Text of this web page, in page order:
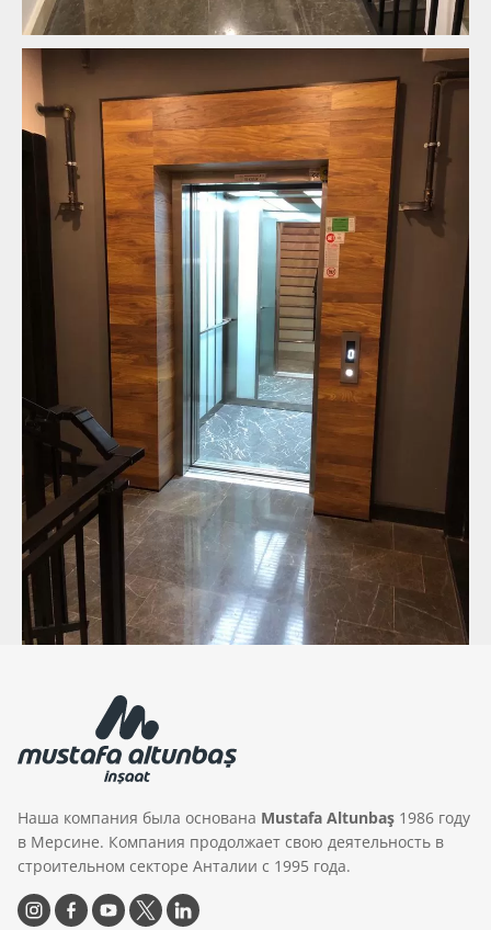
Наша компания была основана Mustafa Altunbaş 1986 году
в Мерсине. Компания продолжает свою деятельность в
строительном секторе Анталии с 1995 года.